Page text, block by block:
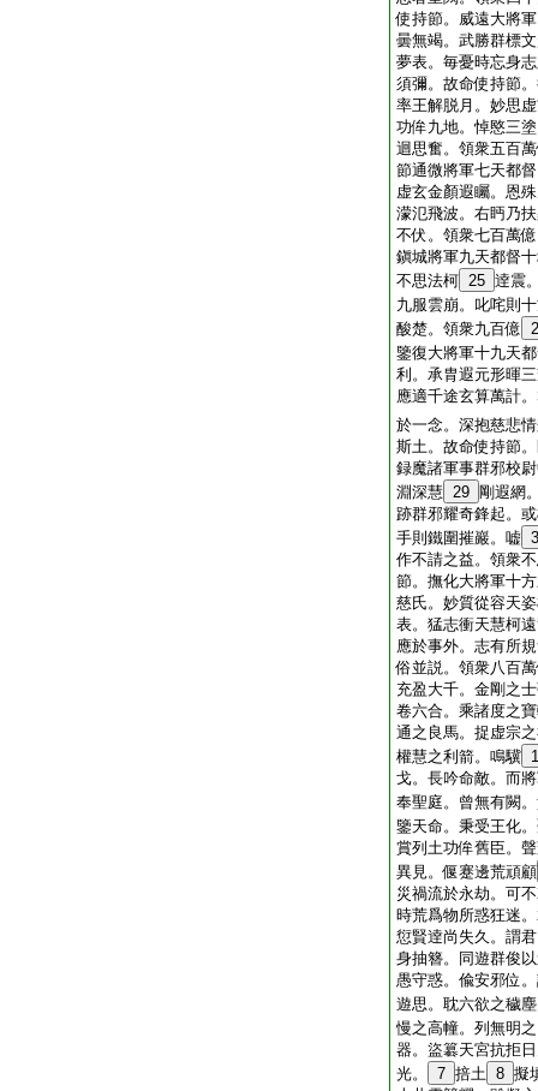
使持節。威遠大將
曇無竭。武勝群標
夢表。毎憂時忘身
須彌。故命使持節
率王解脱月。妙思
功侔九地。悼愍三
迴思奮。領衆五百
節通微將軍七天都
虚玄金顏遐矚。恩
濛氾飛波。右眄乃
不伏。領衆七百萬
鎭城將軍九天都督
不思法柯 25 逹震
九服雲崩。叱咤則
酸楚。領衆九百億
鑒復大將軍十九天
利。承胄遐元形暉
應適千途玄算萬計
於一念。深抱慈悲
斯土。故命使持節
録魔諸軍事群邪校
淵深慧 29 剛遐網
跡群邪耀奇鋒起。
手則鐵圍摧巖。嘘
作不請之益。領衆
節。撫化大將軍十
慈氏。妙質從容天
表。猛志衝天慧柯
應於事外。志有所
俗並説。領衆八百
充盈大千。金剛之
卷六合。乘諸度之
通之良馬。捉虚宗
權慧之利箭。鳴驥 1
戈。長吟命敵。而
奉聖庭。曾無有闕
鑒天命。秉受王化
賞列土功侔舊臣。
異見。偃蹇邊荒頑顧
災禍流於永劫。可
時荒爲物所惑狂迷
愆賢逹尚失久。謂
身抽簪。同遊群俊
愚守惑。偸安邪位
遊思。耽六欲之穢
慢之高幢。列無明
器。盜簒天宮抗拒
光。
7 掊土 8 擬